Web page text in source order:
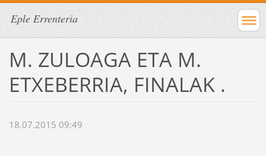
Eple Errenteria
M. ZULOAGA ETA M.
ETXEBERRIA, FINALAK .
18.07.2015 09:49